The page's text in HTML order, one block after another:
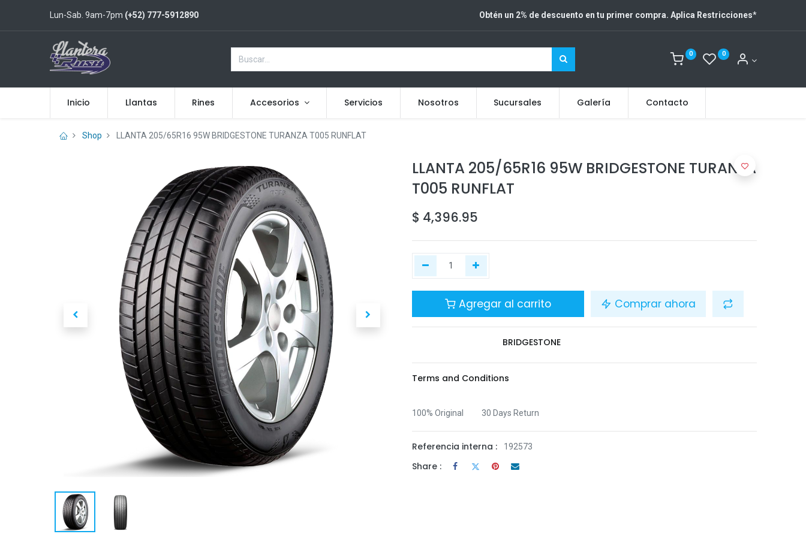
Lun-Sab. 9am-7pm (+52) 777-5912890 Obtén un 2% de descuento en tu primer compra. Aplica Restricciones*
0 0
Inicio Llantas Rines Accesorios Servicios Nosotros Sucursales Galería Contacto
Shop LLANTA 205/65R16 95W BRIDGESTONE TURANZA T005 RUNFLAT
LLANTA 205/65R16 95W BRIDGESTONE TURANZA
T005 RUNFLAT
$ 4,396.95
Agregar al carrito Comprar ahora
BRIDGESTONE
Terms and Conditions
100% Original 30 Days Return
Referencia interna : 192573
Share :